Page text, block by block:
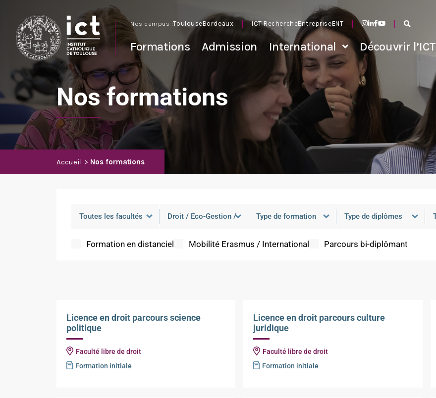
Nos campus :ToulouseBordeaux ICT RechercheEntrepriseENT
Formations Admission International Découvrir l’ICT
Accueil Nos formations
Nos formations
Formation en distanciel Mobilité Erasmus / International Parcours bi-diplômant
Licence en droit parcours science
politique
Faculté libre de droit
Formation initiale
Licence en droit parcours culture
juridique
Faculté libre de droit
Formation initiale